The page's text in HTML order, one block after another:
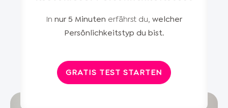
In nur 5 Minuten erfährst du, welcher
Persönlichkeitstyp du bist.
GRATIS TEST STARTEN